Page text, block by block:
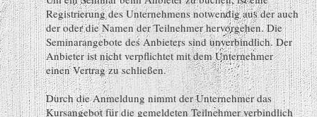
Registrierung des Unternehmens notwendig aus der auch
der oder die Namen der Teilnehmer hervorgehen. Die
Seminarangebote des Anbieters sind unverbindlich. Der
Anbieter ist nicht verpflichtet mit dem Unternehmer
einen Vertrag zu schließen.
Durch die Anmeldung nimmt der Unternehmer das
Kursangebot für die gemeldeten Teilnehmer verbindlich